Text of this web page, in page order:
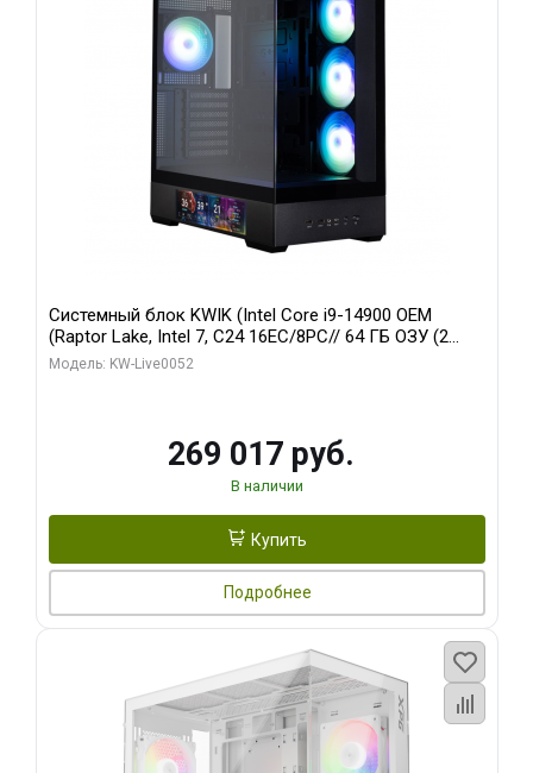
Системный блок KWIK (Intel Core i9-14900 OEM
(Raptor Lake, Intel 7, C24 16EC/8PC// 64 ГБ ОЗУ (2
модуля)/ Palit RTX5080 GAMINGPRO OC 16GB GDDR7
Модель: KW-Live0052
269 017 руб.
В наличии
Купить
Подробнее